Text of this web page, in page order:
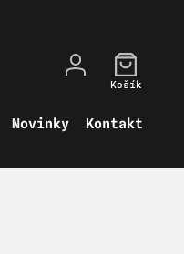
Novinky Kontakt
Košík